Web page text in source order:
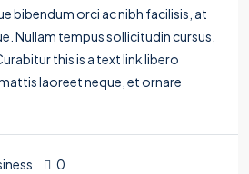
bibendum orci ac nibh facilisis, at
Nullam tempus sollicitudin cursus.
this is a text link libero
laoreet neque, et ornare
0